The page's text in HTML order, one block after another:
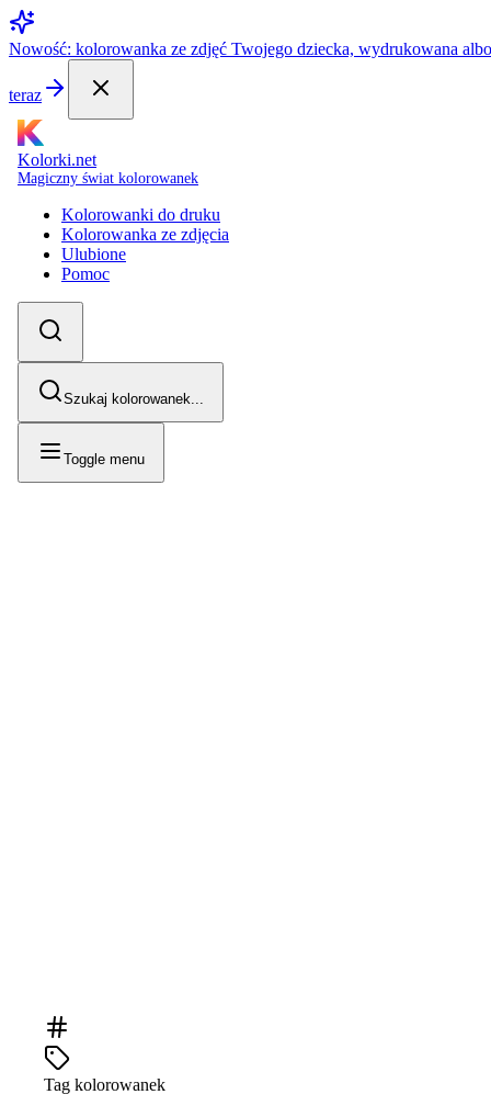
Nowość: kolorowanka ze zdjęć Twojego dziecka, wydrukowana
teraz
Kolorki.net
Magiczny świat kolorowanek
Kolorowanki do druku
Kolorowanka ze zdjęcia
Ulubione
Pomoc
Szukaj kolorowanek...
Toggle menu
Tag kolorowanek